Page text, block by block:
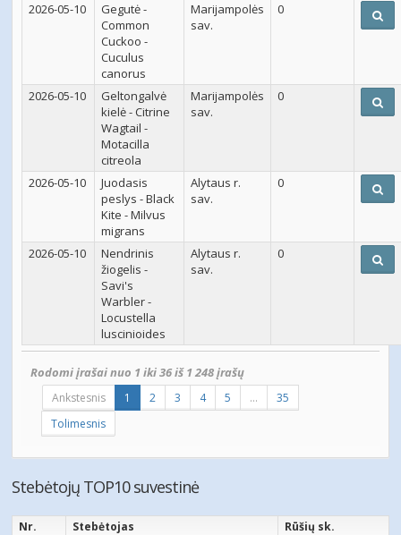
2026-05-10
Gegutė -
Common
Cuckoo -
Cuculus
canorus
Marijampolės
sav.
0
2026-05-10
Geltongalvė
kielė - Citrine
Wagtail -
Motacilla
citreola
Marijampolės
sav.
0
2026-05-10
Juodasis
peslys - Black
Kite - Milvus
migrans
Alytaus r.
sav.
0
2026-05-10
Nendrinis
žiogelis -
Savi's
Warbler -
Locustella
luscinioides
Alytaus r.
sav.
0
Rodomi įrašai nuo 1 iki 36 iš 1 248 įrašų
Ankstesnis 1 2 3 4 5 …
35
Tolimesnis
Stebėtojų TOP10 suvestinė
Nr. Stebėtojas Rūšių sk.